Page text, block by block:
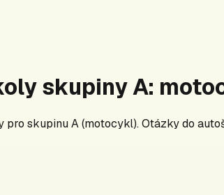
skupinyA:
pro skupinuA(motocykl). Otázky do